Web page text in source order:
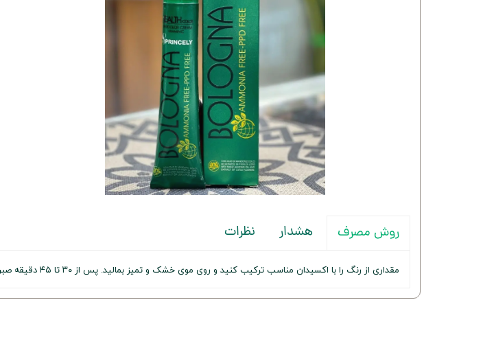
روش مصرف هشدار نظرات
مقداری از رنگ را با اکسیدان مناسب ترکیب کنید و روی موی خشک و تمیز بمالید. پس از ۳۰ تا ۴۵ دقیقه صبر، موها را با آب ولرم شستشو دهید.